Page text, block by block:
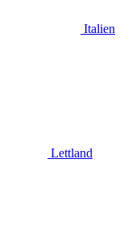
Italien
Lettland